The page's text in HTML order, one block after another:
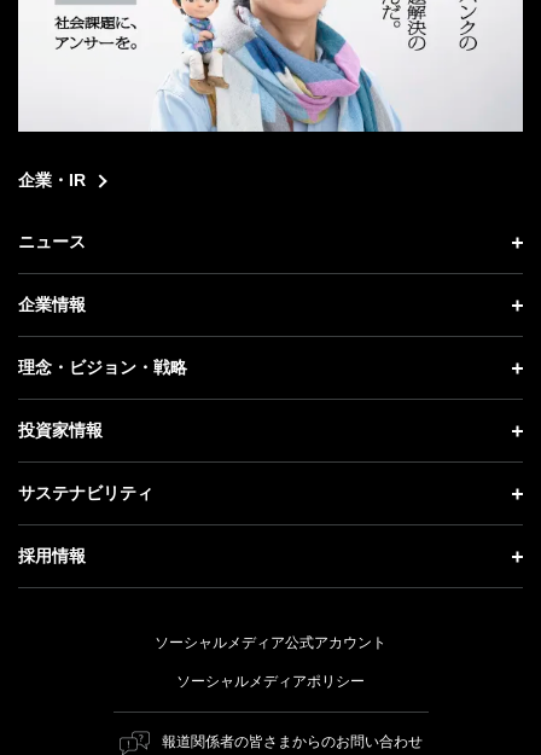
企業・IR
ニュース
ニュース トップ
プレスリリース
更新情報
記者説明会
企業情報
企業情報 トップ
社長メッセージ
事業紹介
ガバナンス
理念・ビジョン・戦略
理念・ビジョン・戦略 トップ
成長戦略「Activate AI for Society」
人材戦略
投資家情報
投資家情報 トップ
経営方針
個人投資家の皆さまへ
株式と社債について
サステナビリティ
サステナビリティ トップ
トップメッセージ
ESG方針・体制
マテリアリティ（重要課題）
採用情報
キャリア採用
ソーシャルメディア公式アカウント
ソーシャルメディアポリシー
報道関係者の皆さまからのお問い合わせ